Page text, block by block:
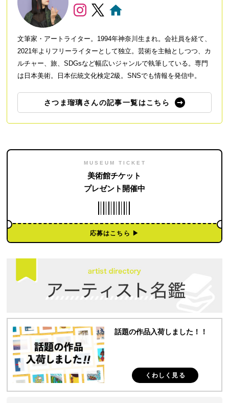
文筆家・アートライター。1994年神奈川生まれ。会社員を経て、
2021年よりフリーライターとして独立。芸術を主軸としつつ、カ
ルチャー、旅、SDGsなど幅広いジャンルで執筆している。専門
は日本美術。日本伝統文化検定2級。SNSでも情報を発信中。
さつま瑠璃さんの記事一覧はこちら
MUSEUM TICKET
美術館チケット
プレゼント開催中
応募はこちら ▶︎
話題の作品入荷しました！！
くわしく見る